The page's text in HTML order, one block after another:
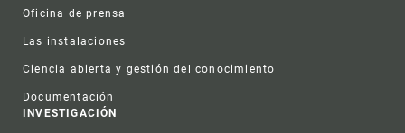
Oficina de prensa
Las instalaciones
Ciencia abierta y gestión del conocimiento
Documentación
INVESTIGACIÓN